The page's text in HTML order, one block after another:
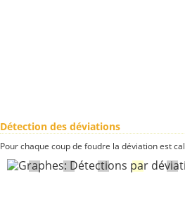
Détection des déviations
Pour chaque coup de foudre la déviation est